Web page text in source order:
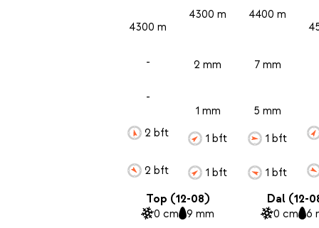
4300 m
-
-
2 bft
2 bft
4300 m
2 mm
1 mm
1 bft
1 bft
4400 m
7 mm
5 mm
1 bft
1 bft
Top (12-08)
0 cm 9 mm
Dal (12-
0 cm 6